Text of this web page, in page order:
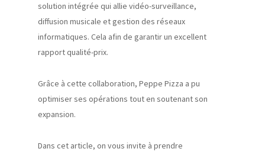
solution intégrée qui allie vidéo-surveillance,
diffusion musicale et gestion des réseaux
informatiques. Cela afin de garantir un excellent
rapport qualité-prix.
Grâce à cette collaboration, Peppe Pizza a pu
optimiser ses opérations tout en soutenant son
expansion.
Dans cet article, on vous invite à prendre